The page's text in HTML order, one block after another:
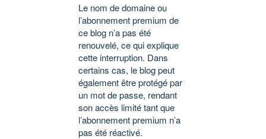
Le nom de domaine ou
l’abonnement premium de
ce blog n’a pas été
renouvelé, ce qui explique
cette interruption. Dans
certains cas, le blog peut
également être protégé par
un mot de passe, rendant
son accès limité tant que
l’abonnement premium n’a
pas été réactivé.